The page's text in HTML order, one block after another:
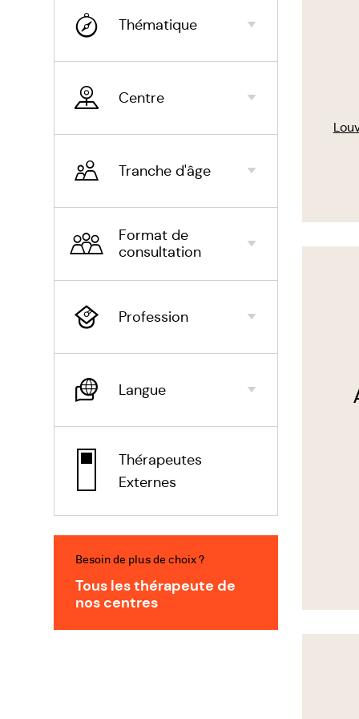
Thématique
Centre
Tranche d'âge
Format de
consultation
Profession
Langue
Thérapeutes
Externes
Besoin de plus de choix ?
Tous les thérapeute de
nos centres
Voir
Voir